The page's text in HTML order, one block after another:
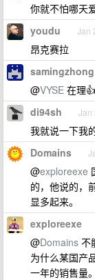
你就不怕哪天
youdu Jan
昂克赛拉
samingzhong
@VYSE 在理👍
di94sh Jan
我就说一下我
Domains
@exploreexe
的，他说的，
显多起来。
exploreexe
@Domains 不
为什么某国产
一年的销售量